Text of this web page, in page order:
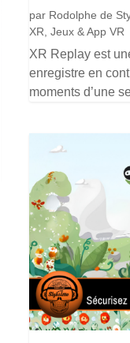
par Rodolphe de
XR ,Jeux & App VR
XR Replay est
enregistre en
moments d’une